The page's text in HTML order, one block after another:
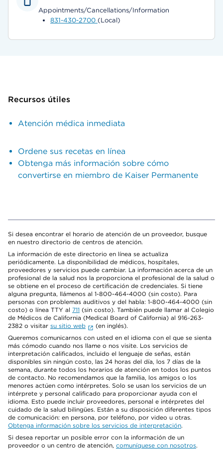
Appointments/Cancellations/Information
831-430-2700 (Local)
Recursos útiles
Atención médica inmediata
Ordene sus recetas en línea
Obtenga más información sobre cómo
convertirse en miembro de Kaiser Permanente
Si desea encontrar el horario de atención de un proveedor, busque
en nuestro directorio de centros de atención.
La información de este directorio en línea se actualiza
periódicamente. La disponibilidad de médicos, hospitales,
proveedores y servicios puede cambiar. La información acerca de un
profesional de la salud nos la proporciona el profesional de la salud o
se obtiene en el proceso de certificación de credenciales. Si tiene
alguna pregunta, llámenos al 1-800-464-4000 (sin costo). Para
personas con problemas auditivos y del habla: 1-800-464-4000 (sin
costo) o línea TTY al 711 (sin costo). También puede llamar al Colegio
de Médicos de California (Medical Board of California) al 916-263-
2382 o visitar su sitio web
(en inglés).
Queremos comunicarnos con usted en el idioma con el que se sienta
más cómodo cuando nos llame o nos visite. Los servicios de
interpretación calificados, incluido el lenguaje de señas, están
disponibles sin ningún costo, las 24 horas del día, los 7 días de la
semana, durante todos los horarios de atención en todos los puntos
de contacto. No recomendamos que la familia, los amigos o los
menores actúen como intérpretes. Solo se usan los servicios de un
intérprete y personal calificado para proporcionar ayuda con el
idioma. Esto puede incluir proveedores, personal e intérpretes del
cuidado de la salud bilingües. Están a su disposición diferentes tipos
de comunicación: en persona, por teléfono, por video u otras.
Obtenga información sobre los servicios de interpretación.
Si desea reportar un posible error con la información de un
proveedor o un centro de atención, comuníquese con nosotros.